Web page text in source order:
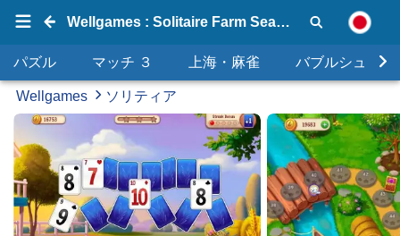
Wellgames : Solitaire Farm Seasons 2
パズル マッチ ３ 上海・麻雀 バブルシュータ
Wellgames ソリティア